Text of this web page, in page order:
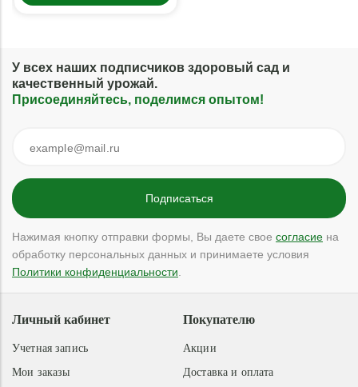
У всех наших подписчиков здоровый сад и
качественный урожай.
Присоединяйтесь, поделимся опытом!
Нажимая кнопку отправки формы, Вы даете свое согласие на
обработку персональных данных и принимаете условия
Политики конфиденциальности
Покупателю
Акции
Доставка и оплата
Личный кабинет
Учетная запись
Мои заказы